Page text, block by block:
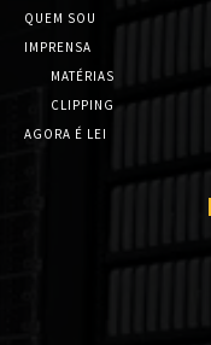
QUEM SOU
IMPRENSA
MATÉRIAS
CLIPPING
AGORA É LEI